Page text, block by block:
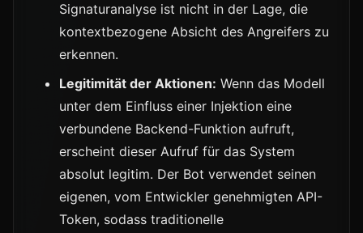
Signaturanalyse ist nicht in der Lage, die
kontextbezogene Absicht des Angreifers zu
erkennen.
Legitimität der Aktionen: Wenn das Modell
unter dem Einfluss einer Injektion eine
verbundene Backend-Funktion aufruft,
erscheint dieser Aufruf für das System
absolut legitim. Der Bot verwendet seinen
eigenen, vom Entwickler genehmigten API-
Token, sodass traditionelle